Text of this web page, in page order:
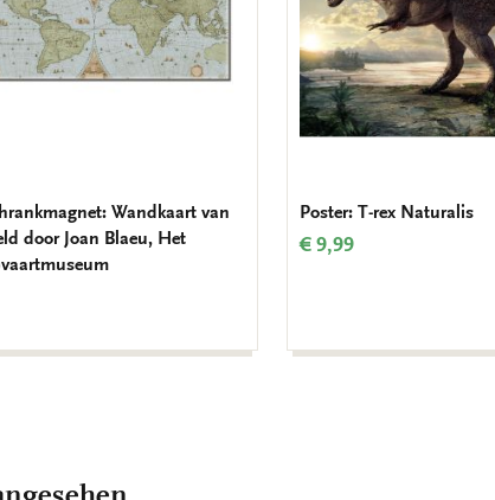
Wandkaart van
door Joan Blaeu, Het
Poster: T-rex Naturalis
€ 9,99